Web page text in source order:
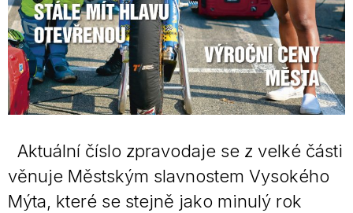
Aktuální číslo zpravodaje se z velké části
věnuje Městským slavnostem Vysokého
Mýta, které se stejně jako minulý rok